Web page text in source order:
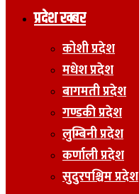
प्रदेश खबर
कोशी प्रदेश
मधेश प्रदेश
बागमती प्रदेश
गण्डकी प्रदेश
लुम्बिनी प्रदेश
कर्णाली प्रदेश
सुदुरपश्चिम प्रदेश